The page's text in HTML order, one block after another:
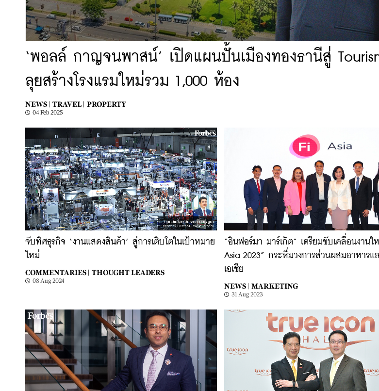
‘พอลล์ กาญจนพาสน์’ เปิดแผนปั้นเมืองทองธานีสู่
ลุยสร้างโรงแรมใหม่รวม 1,000 ห้อง
NEWS | TRAVEL | PROPERTY
04 Feb 2025
จับทิศธุรกิจ ‘งานแสดงสินค้า’ สู่การเติบโตในเป้าหมาย
ใหม่
COMMENTARIES | THOUGHT LEADERS
08 Aug 2024
“อินฟอร์มา มาร์เก็ต” เตรียมขับเคลื่อนงานใ
Asia 2023” กระหึ่มวงการส่วนผสมอาหารแ
เอเชีย
NEWS | MARKETING
31 Aug 2023